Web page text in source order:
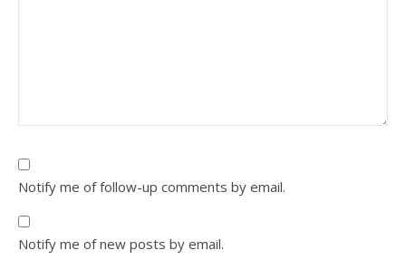
Notify me of follow-up comments by email.
Notify me of new posts by email.